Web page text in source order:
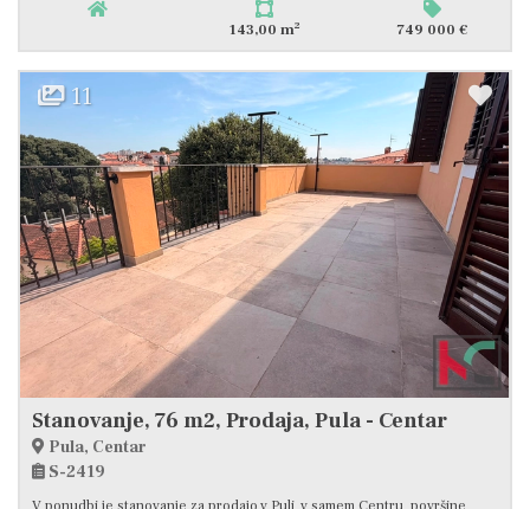
143,00 m2 749 000 €
11
Stanovanje, 76 m2, Prodaja, Pula - Centar
Pula, Centar
S-2419